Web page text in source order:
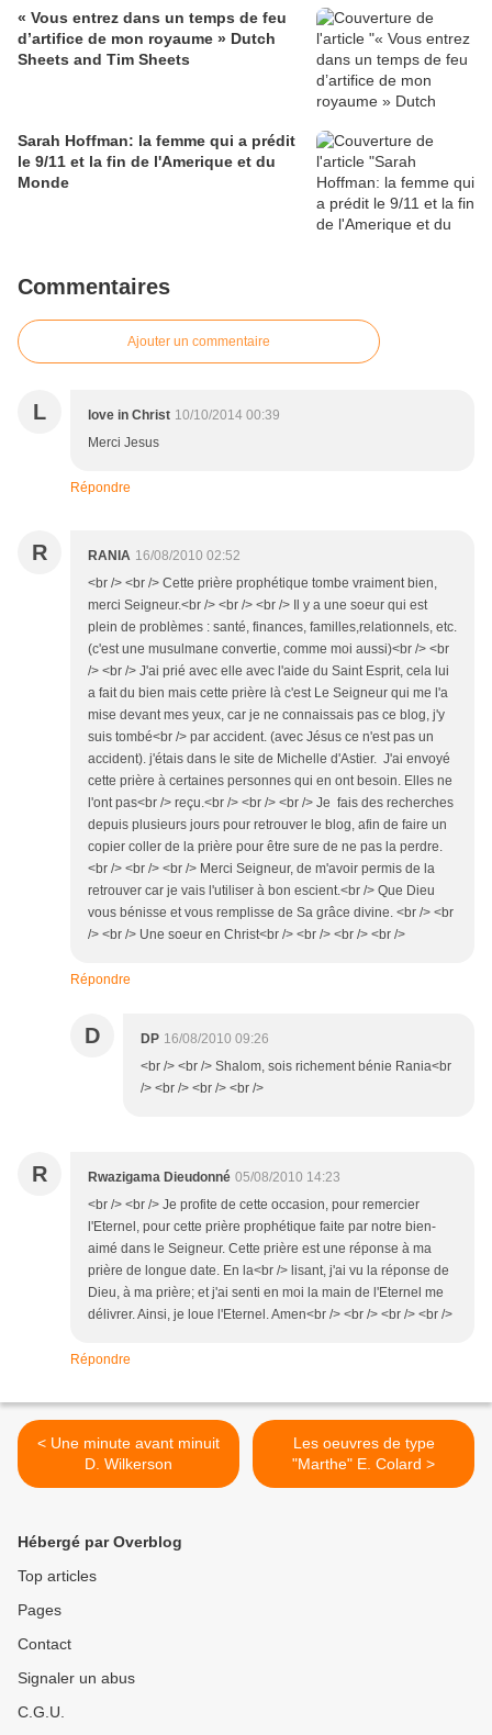
« Vous entrez dans un temps de feu
d’artifice de mon royaume » Dutch
Sheets and Tim Sheets
Sarah Hoffman: la femme qui a prédit
le 9/11 et la fin de l'Amerique et du
Monde
Commentaires
Ajouter un commentaire
L love in Christ 10/10/2014 00:39
Merci Jesus
Répondre
R RANIA 16/08/2010 02:52
<br /> <br /> Cette prière prophétique tombe vraiment bien,
merci Seigneur.<br /> <br /> <br /> Il y a une soeur qui est
plein de problèmes : santé, finances, familles,relationnels, etc.
(c'est une musulmane convertie, comme moi aussi)<br /> <br
/> <br /> J'ai prié avec elle avec l'aide du Saint Esprit, cela lui
a fait du bien mais cette prière là c'est Le Seigneur qui me l'a
mise devant mes yeux, car je ne connaissais pas ce blog, j'y
suis tombé<br /> par accident. (avec Jésus ce n'est pas un
accident). j'étais dans le site de Michelle d'Astier. J'ai envoyé
cette prière à certaines personnes qui en ont besoin. Elles ne
l'ont pas<br /> reçu.<br /> <br /> <br /> Je fais des recherches
depuis plusieurs jours pour retrouver le blog, afin de faire un
copier coller de la prière pour être sure de ne pas la perdre.
<br /> <br /> <br /> Merci Seigneur, de m'avoir permis de la
retrouver car je vais l'utiliser à bon escient.<br /> Que Dieu
vous bénisse et vous remplisse de Sa grâce divine. <br /> <br
/> <br /> Une soeur en Christ<br /> <br /> <br /> <br />
Répondre
D DP 16/08/2010 09:26
<br /> <br /> Shalom, sois richement bénie Rania<br
/> <br /> <br /> <br />
R Rwazigama Dieudonné 05/08/2010 14:23
<br /> <br /> Je profite de cette occasion, pour remercier
l'Eternel, pour cette prière prophétique faite par notre bien-
aimé dans le Seigneur. Cette prière est une réponse à ma
prière de longue date. En la<br /> lisant, j'ai vu la réponse de
Dieu, à ma prière; et j'ai senti en moi la main de l'Eternel me
délivrer. Ainsi, je loue l'Eternel. Amen<br /> <br /> <br /> <br />
Répondre
< Une minute avant minuit
D. Wilkerson
Les oeuvres de type
"Marthe" E. Colard >
Hébergé par Overblog
Top articles
Pages
Contact
Signaler un abus
C.G.U.